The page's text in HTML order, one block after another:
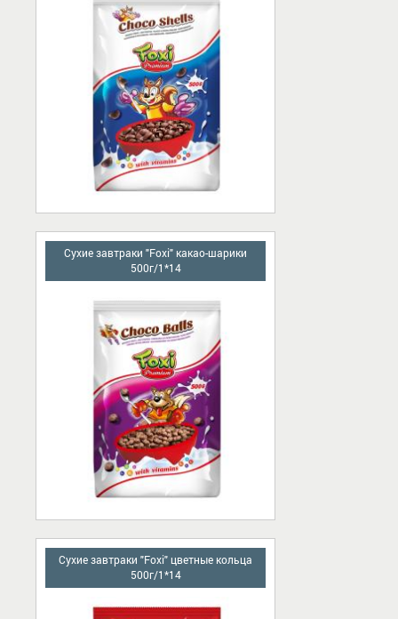
Сухие завтраки "Foxi" какао-шарики
500г/1*14
Сухие завтраки "Foxi" цветные кольца
500г/1*14